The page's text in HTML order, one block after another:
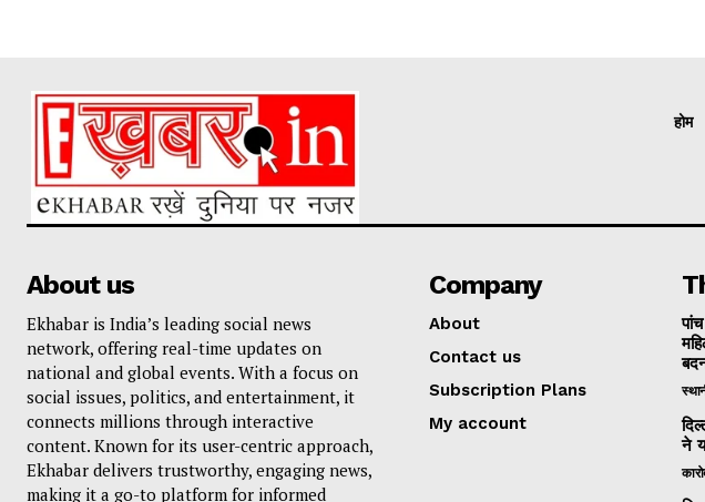
होम
About us
Ekhabar is India’s leading social news
network, offering real-time updates on
national and global events. With a focus on
social issues, politics, and entertainment, it
connects millions through interactive
content. Known for its user-centric approach,
Ekhabar delivers trustworthy, engaging news,
making it a go-to platform for informed
Company
About
Contact us
Subscription Plans
My account
ने